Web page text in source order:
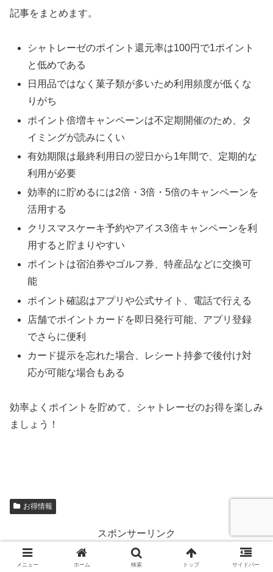
記事をまとめます。
シャトレーゼのポイント還元率は100円で1ポイント
と低めである
日用品ではなく菓子類が多いため利用頻度が低くな
りがち
ポイント倍増キャンペーンは不定期開催のため、タ
イミングが読みにくい
有効期限は最終利用日の翌日から1年間で、定期的な
利用が必要
効率的に貯めるには2倍・3倍・5倍のキャンペーンを
活用する
クリスマスケーキ予約やアイス3倍キャンペーンを利
用すると貯まりやすい
ポイントは宿泊券やゴルフ券、特産品などに交換可
能
ポイント確認はアプリや公式サイト、電話で行える
店舗でポイントカードを即日発行可能、アプリ登録
でさらに便利
カード提示を忘れた場合、レシート持参で後付け対
応が可能な場合もある
効率よくポイントを貯めて、シャトレーゼのお得を楽しみ
ましょう！
お得情報
スポンサーリンク
メニュー ホーム 検索 トップ サイドバー